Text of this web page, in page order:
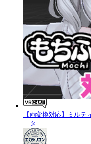
【両変換対応】ミル
ータ